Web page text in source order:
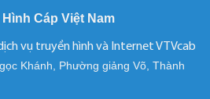
Cáp Việt Nam
vụ truyền hình và Internet VTVcab
Khánh, Phường giảng Võ, Thành